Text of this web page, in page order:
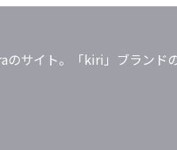
サイト。「kiri」ブランド